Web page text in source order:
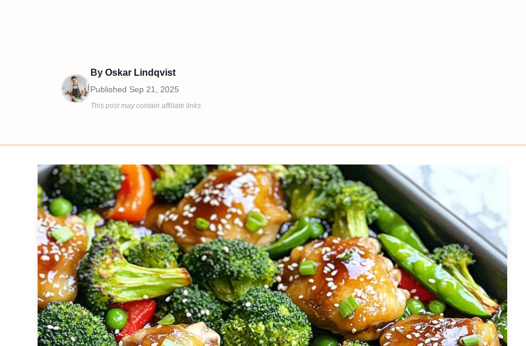
By Oskar Lindqvist
Published Sep 21, 2025
This post may contain affiliate links.